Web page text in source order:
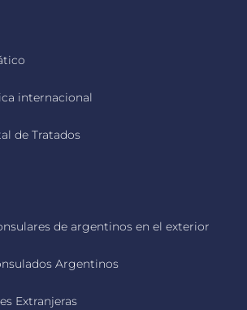
internacional
de Tratados
de argentinos en el exterior
Argentinos
Extranjeras